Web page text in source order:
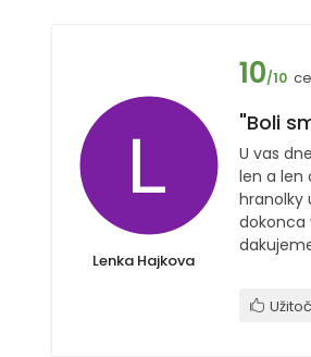
Lenka Hajkova
10/10
"Boli
U vas
len a len
hranolky
dokonca